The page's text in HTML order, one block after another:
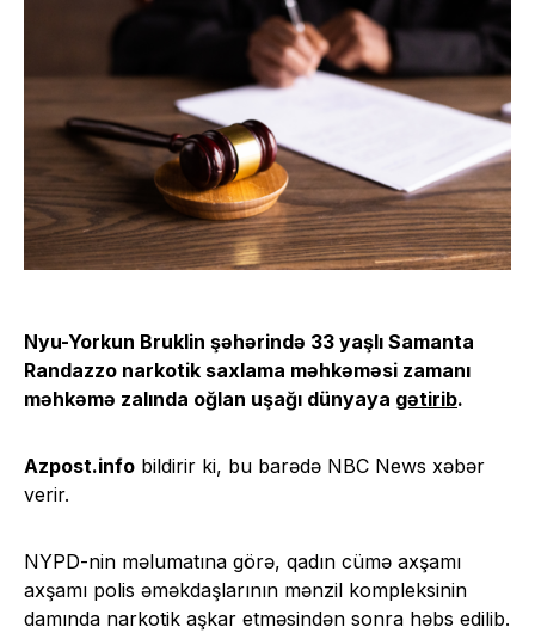
Nyu-Yorkun Bruklin şəhərində 33 yaşlı Samanta
Randazzo narkotik saxlama məhkəməsi zamanı
məhkəmə zalında oğlan uşağı dünyaya gətirib.
Azpost.info bildirir ki, bu barədə NBC News xəbər
verir.
NYPD-nin məlumatına görə, qadın cümə axşamı
axşamı polis əməkdaşlarının mənzil kompleksinin
damında narkotik aşkar etməsindən sonra həbs edilib.